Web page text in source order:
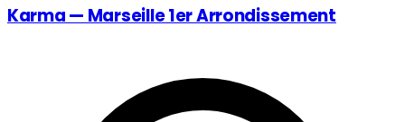
Karma — Marseille 1er Arrondissement